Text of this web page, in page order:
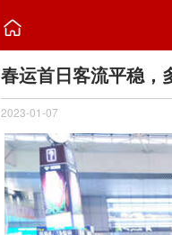

春运首日客流平稳，
2023-01-07